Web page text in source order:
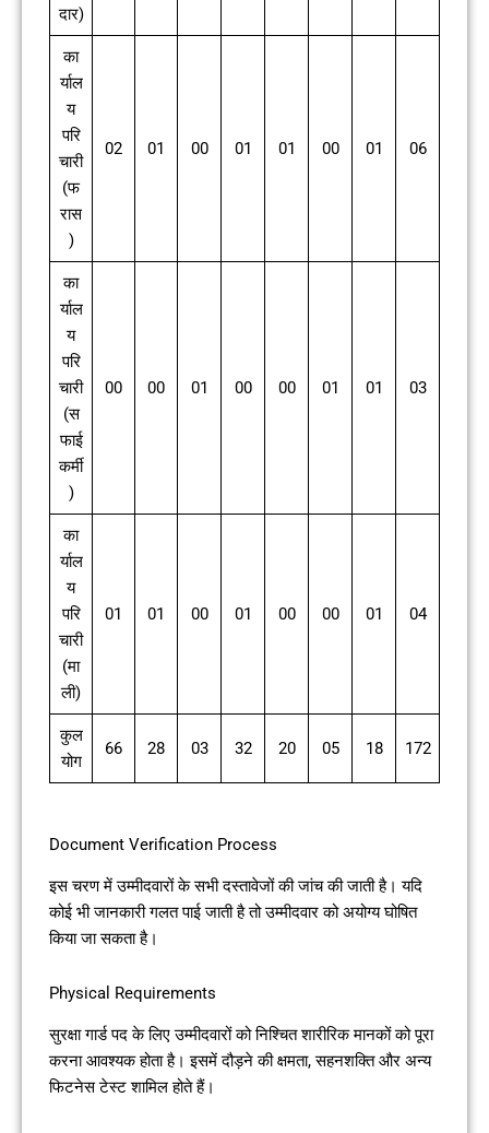
दार)
का
र्याल
य
परि
चारी
(फ
रास
)
02 01 00 01 01 00 01 06
का
र्याल
य
परि
चारी
(स
फाई
कर्मी
)
00 00 01 00 00 01 01 03
का
र्याल
य
परि
चारी
(मा
ली)
01 01 00 01 00 00 01 04
कुल
योग
66 28 03 32 20 05 18 172
Document Verification Process
इस चरण में उम्मीदवारों के सभी दस्तावेजों की जांच की जाती है। यदि
कोई भी जानकारी गलत पाई जाती है तो उम्मीदवार को अयोग्य घोषित
किया जा सकता है।
Physical Requirements
सुरक्षा गार्ड पद के लिए उम्मीदवारों को निश्चित शारीरिक मानकों को पूरा
करना आवश्यक होता है। इसमें दौड़ने की क्षमता, सहनशक्ति और अन्य
फिटनेस टेस्ट शामिल होते हैं।